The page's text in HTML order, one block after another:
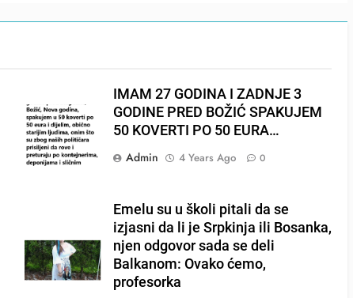
IMAM 27 GODINA I ZADNJE 3
GODINE PRED BOŽIĆ SPAKUJEM
50 KOVERTI PO 50 EURA…
Admin
4 Years Ago 0
Emelu su u školi pitali da se
izjasni da li je Srpkinja ili Bosanka,
njen odgovor sada se deli
Balkanom: Ovako ćemo,
profesorka